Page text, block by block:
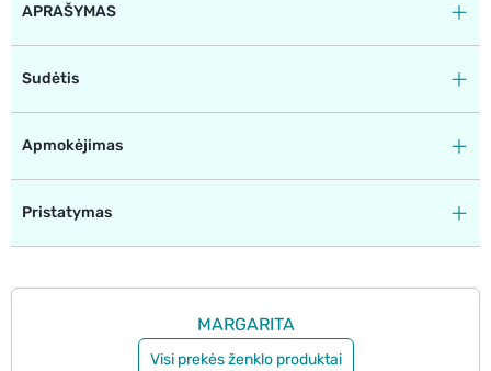
APRAŠYMAS
Sudėtis
Apmokėjimas
Pristatymas
MARGARITA
Visi prekės ženklo produktai